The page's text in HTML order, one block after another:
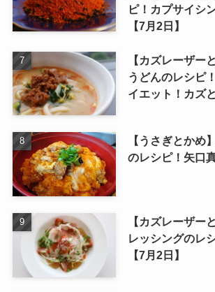
ピ！カプサイシ
【7月2日】
【カズレーザー
うどんのレシピ
イエット！カズ
【うさぎとかめ
のレシピ！矢口
【カズレーザー
レッシングのレ
【7月2日】